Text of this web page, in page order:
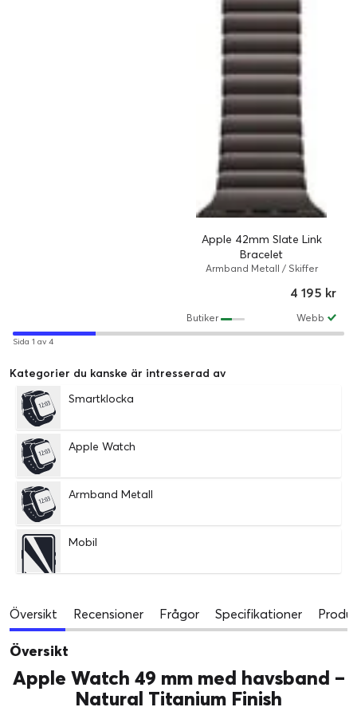
Apple 42mm Slate Link
Bracelet
Armband Metall / Skiffer
4 195 kr
Webb
Butiker
Sida 1 av 4
Kategorier du kanske är intresserad av
Smartklocka
Apple Watch
Armband Metall
Mobil
Översikt Recensioner Frågor Specifikationer
Översikt
Apple Watch 49 mm med havsband –
Natural Titanium Finish